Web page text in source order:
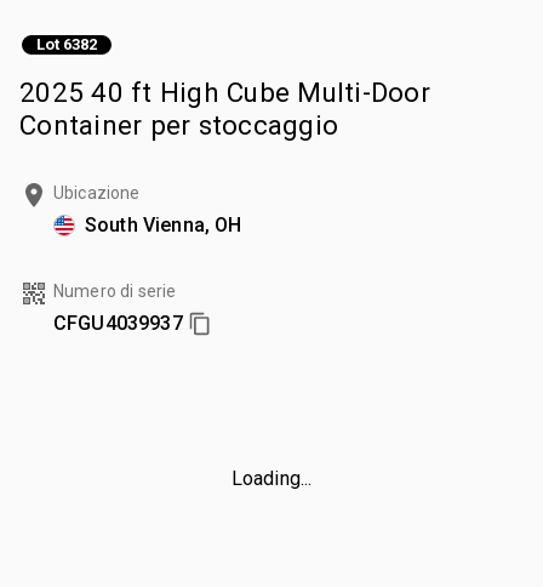
Lot 6382
2025 40 ft High Cube Multi-Door
Container per stoccaggio
Ubicazione
South Vienna, OH
Numero di serie
CFGU4039937
Loading...